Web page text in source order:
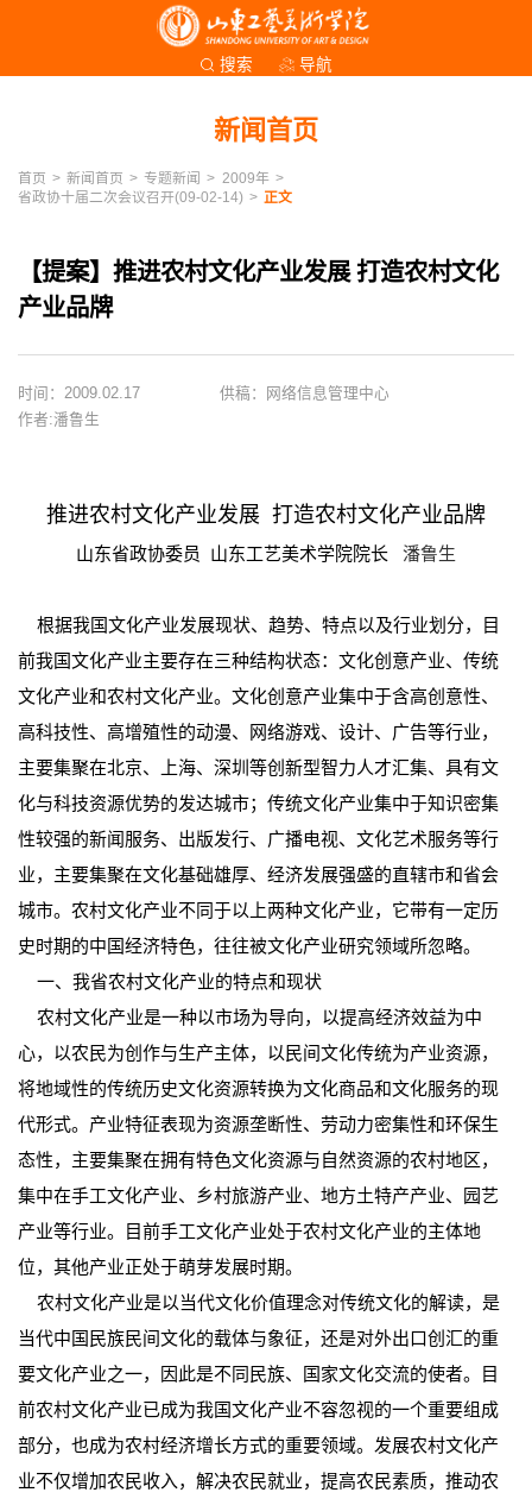
搜索 导航
新闻首页
首页 > 新闻首页 > 专题新闻 > 2009年 >
省政协十届二次会议召开(09-02-14) > 正文
【提案】推进农村文化产业发展 打造农村文化
产业品牌
时间：2009.02.17
供稿：网络信息管理中心
作者:潘鲁生
推进农村文化产业发展 打造农村文化产业品牌
山东省政协委员 山东工艺美术学院院长 潘鲁生
根据我国文化产业发展现状、趋势、特点以及行业划分，目
前我国文化产业主要存在三种结构状态：文化创意产业、传统
文化产业和农村文化产业。文化创意产业集中于含高创意性、
高科技性、高增殖性的动漫、网络游戏、设计、广告等行业，
主要集聚在北京、上海、深圳等创新型智力人才汇集、具有文
化与科技资源优势的发达城市；传统文化产业集中于知识密集
性较强的新闻服务、出版发行、广播电视、文化艺术服务等行
业，主要集聚在文化基础雄厚、经济发展强盛的直辖市和省会
城市。农村文化产业不同于以上两种文化产业，它带有一定历
史时期的中国经济特色，往往被文化产业研究领域所忽略。
一、我省农村文化产业的特点和现状
农村文化产业是一种以市场为导向，以提高经济效益为中
心，以农民为创作与生产主体，以民间文化传统为产业资源，
将地域性的传统历史文化资源转换为文化商品和文化服务的现
代形式。产业特征表现为资源垄断性、劳动力密集性和环保生
态性，主要集聚在拥有特色文化资源与自然资源的农村地区，
集中在手工文化产业、乡村旅游产业、地方土特产产业、园艺
产业等行业。目前手工文化产业处于农村文化产业的主体地
位，其他产业正处于萌芽发展时期。
农村文化产业是以当代文化价值理念对传统文化的解读，是
当代中国民族民间文化的载体与象征，还是对外出口创汇的重
要文化产业之一，因此是不同民族、国家文化交流的使者。目
前农村文化产业已成为我国文化产业不容忽视的一个重要组成
部分，也成为农村经济增长方式的重要领域。发展农村文化产
业不仅增加农民收入，解决农民就业，提高农民素质，推动农